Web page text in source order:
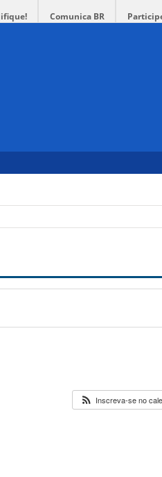
Comunica BR
Inscreva-se no